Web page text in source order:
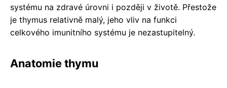
systému na zdravé úrovni i později v životě. Přestože
je thymus relativně malý, jeho vliv na funkci
celkového imunitního systému je nezastupitelný.
Anatomie thymu